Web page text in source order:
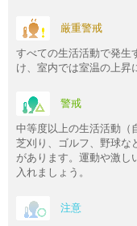
厳重警戒
すべての生活活動で発生
け、室内では室温の上昇
警戒
中等度以上の生活活動（
芝刈り、ゴルフ、野球な
があります。運動や激し
入れましょう。
注意